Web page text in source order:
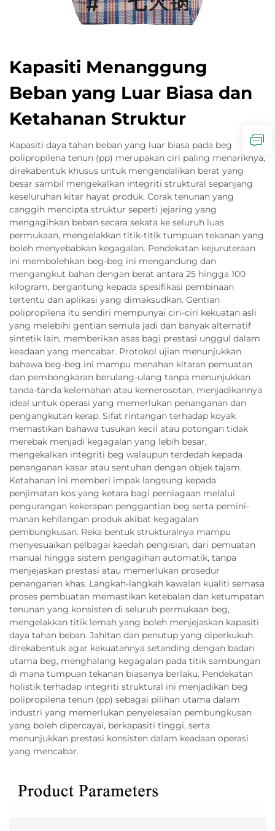
Kapasiti Menanggung
Beban yang Luar Biasa dan
Ketahanan Struktur
Kapasiti daya tahan beban yang luar biasa pada beg
polipropilena tenun (pp) merupakan ciri paling menariknya,
direkabentuk khusus untuk mengendalikan berat yang
besar sambil mengekalkan integriti struktural sepanjang
keseluruhan kitar hayat produk. Corak tenunan yang
canggih mencipta struktur seperti jejaring yang
mengagihkan beban secara sekata ke seluruh luas
permukaan, mengelakkan titik-titik tumpuan tekanan yang
boleh menyebabkan kegagalan. Pendekatan kejuruteraan
ini membolehkan beg-beg ini mengandung dan
mengangkut bahan dengan berat antara 25 hingga 100
kilogram, bergantung kepada spesifikasi pembinaan
tertentu dan aplikasi yang dimaksudkan. Gentian
polipropilena itu sendiri mempunyai ciri-ciri kekuatan asli
yang melebihi gentian semula jadi dan banyak alternatif
sintetik lain, memberikan asas bagi prestasi unggul dalam
keadaan yang mencabar. Protokol ujian menunjukkan
bahawa beg-beg ini mampu menahan kitaran pemuatan
dan pembongkaran berulang-ulang tanpa menunjukkan
tanda-tanda kelemahan atau kemerosotan, menjadikannya
ideal untuk operasi yang memerlukan penanganan dan
pengangkutan kerap. Sifat rintangan terhadap koyak
memastikan bahawa tusukan kecil atau potongan tidak
merebak menjadi kegagalan yang lebih besar,
mengekalkan integriti beg walaupun terdedah kepada
penanganan kasar atau sentuhan dengan objek tajam.
Ketahanan ini memberi impak langsung kepada
penjimatan kos yang ketara bagi perniagaan melalui
pengurangan kekerapan penggantian beg serta pemini-
manan kehilangan produk akibat kegagalan
pembungkusan. Reka bentuk strukturalnya mampu
menyesuaikan pelbagai kaedah pengisian, dari pemuatan
manual hingga sistem pengagihan automatik, tanpa
menjejaskan prestasi atau memerlukan prosedur
penanganan khas. Langkah-langkah kawalan kualiti semasa
proses pembuatan memastikan ketebalan dan ketumpatan
tenunan yang konsisten di seluruh permukaan beg,
mengelakkan titik lemah yang boleh menjejaskan kapasiti
daya tahan beban. Jahitan dan penutup yang diperkukuh
direkabentuk agar kekuatannya setanding dengan badan
utama beg, menghalang kegagalan pada titik sambungan
di mana tumpuan tekanan biasanya berlaku. Pendekatan
holistik terhadap integriti struktural ini menjadikan beg
polipropilena tenun (pp) sebagai pilihan utama dalam
industri yang memerlukan penyelesaian pembungkusan
yang boleh dipercayai, berkapasiti tinggi, serta
menunjukkan prestasi konsisten dalam keadaan operasi
yang mencabar.